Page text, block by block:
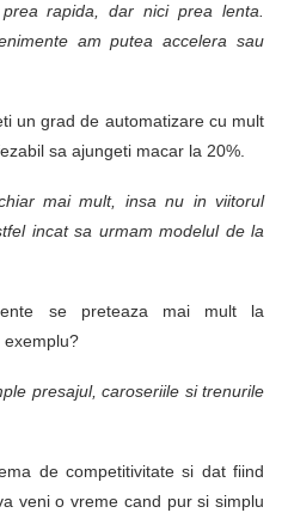
rapida, dar nici prea lenta.
am putea accelera sau
un grad de automatizare cu mult
sa ajungeti macar la 20%.
mai mult, insa nu in viitorul
incat sa urmam modelul de la
se preteaza mai mult la
exemplu?
presajul, caroseriile si trenurile
de competitivitate si dat fiind
veni o vreme cand pur si simplu